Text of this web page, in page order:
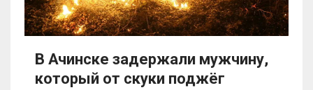
В Ачинске задержали мужчину,
который от скуки поджёг